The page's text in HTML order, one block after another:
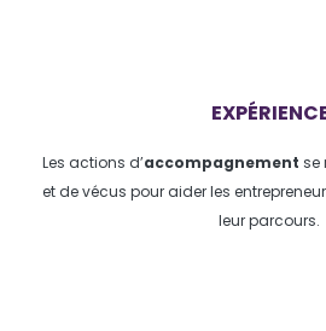
Les actions d’accompagnement se
et de vécus pour aider les
leur parcours.